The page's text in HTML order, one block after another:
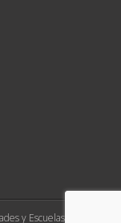
y Escuelas de